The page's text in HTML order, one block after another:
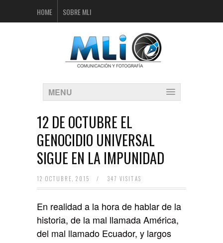
HOME SOBRE MLI
MENU
12 DE OCTUBRE EL
GENOCIDIO UNIVERSAL
SIGUE EN LA IMPUNIDAD
12 OCTUBRE, 2015 / 347 VISITAS
En realidad a la hora de hablar de la
historia, de la mal llamada América,
del mal llamado Ecuador, y largos